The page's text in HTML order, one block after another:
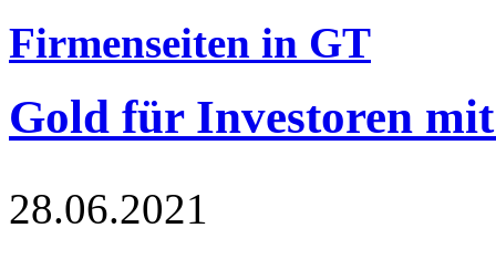
Firmenseiten in GT
Gold für Investoren
28.06.2021